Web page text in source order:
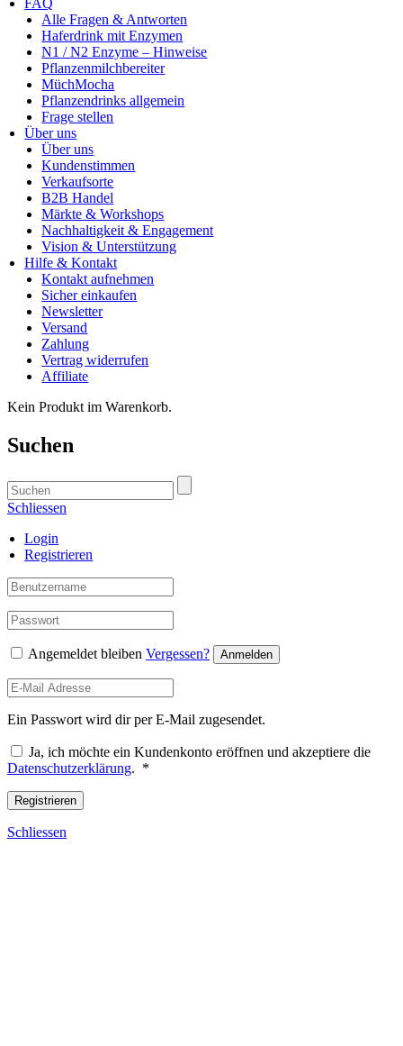
FAQ
Alle Fragen & Antworten
Haferdrink mit Enzymen
N1 / N2 Enzyme – Hinweise
Pflanzenmilchbereiter
MüchMocha
Pflanzendrinks allgemein
Frage stellen
Über uns
Über uns
Kundenstimmen
Verkaufsorte
B2B Handel
Märkte & Workshops
Nachhaltigkeit & Engagement
Vision & Unterstützung
Hilfe & Kontakt
Kontakt aufnehmen
Sicher einkaufen
Newsletter
Versand
Zahlung
Vertrag widerrufen
Affiliate
Kein Produkt im Warenkorb.
Suchen
Schliessen
Login
Registrieren
Angemeldet bleiben Vergessen? Anmelden
Ein Passwort wird dir per E-Mail zugesendet.
Ja, ich möchte ein Kundenkonto eröffnen und akzeptiere die
Datenschutzerklärung. *
Registrieren
Schliessen